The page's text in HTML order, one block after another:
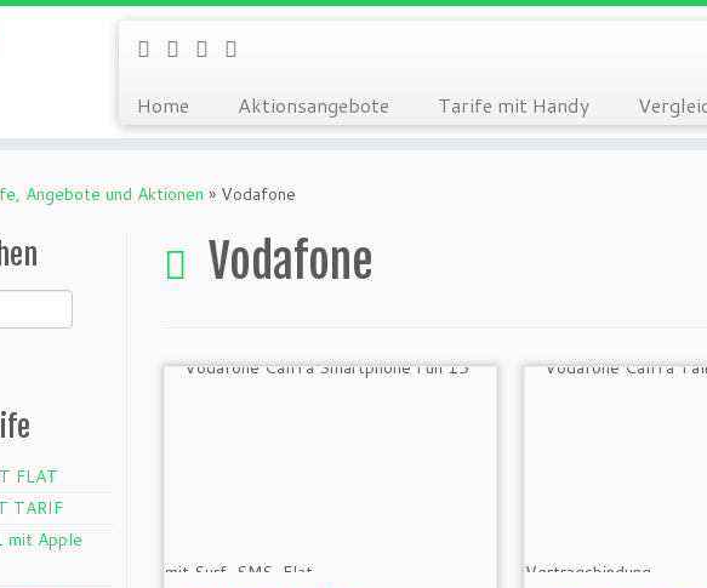
Home Aktionsangebote Tarife mit Handy
Angebote und Aktionen » Vodafone
FLAT
TARIF
mit Apple
Vodafone